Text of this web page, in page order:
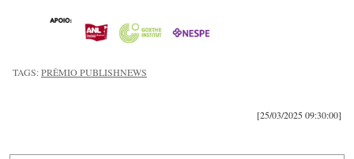
TAGS:PRÊMIO PUBLISHNEWS
[25/03/2025 09:30:00]